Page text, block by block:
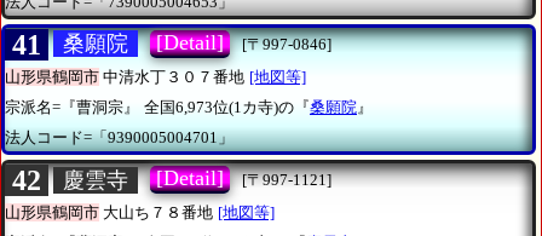
41 桑願院 [Detail]
[〒997-0846]
山形県鶴岡市 中清水丁３０７番地 [地図等]
宗派名=『曹洞宗』
全国6,973位(1カ寺)の『桑願院 』
法人コード=「9390005004701」
42 慶雲寺 [Detail]
[〒997-1121]
山形県鶴岡市 大山ち７８番地 [地図等]